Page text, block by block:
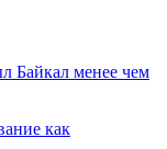
Байкал менее чем
как